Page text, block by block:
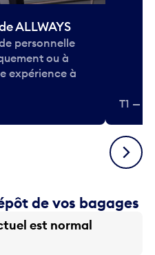
ALLWAYS
personnelle
ou à
expérience à
T1 —
Suivant
de vos bagages
est normal